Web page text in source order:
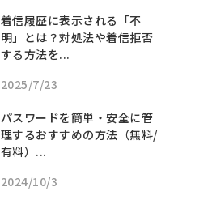
着信履歴に表示される「不
明」とは？対処法や着信拒否
する方法を...
2025/7/23
パスワードを簡単・安全に管
理するおすすめの方法（無料/
有料）...
2024/10/3